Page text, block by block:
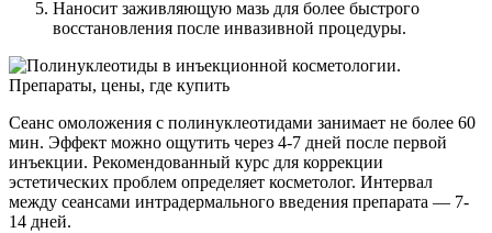
Наносит заживляющую мазь для более быстрого
восстановления после инвазивной процедуры.
Сеанс омоложения с полинуклеотидами занимает не более 60
мин. Эффект можно ощутить через 4-7 дней после первой
инъекции. Рекомендованный курс для коррекции
эстетических проблем определяет косметолог. Интервал
между сеансами интрадермального введения препарата — 7-
14 дней.